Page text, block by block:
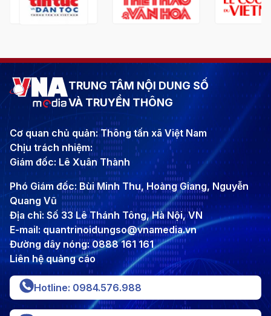
TRUNG TÂM NỘI DUNG SỐ
VÀ TRUYỀN THÔNG
Cơ quan chủ quản: Thông tấn xã Việt Nam
Chịu trách nhiệm:
Giám đốc: Lê Xuân Thành
Phó Giám đốc: Bùi Minh Thu, Hoàng Giang, Nguyễn
Quang Vũ
Địa chỉ: Số 33 Lê Thánh Tông, Hà Nội, VN
E-mail: quantrinoidungso@vnamedia.vn
Đường dây nóng: 0888 161 161
Liên hệ quảng cáo
Hotline: 0984.576.988